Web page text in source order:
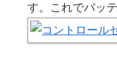
す。これでバッ